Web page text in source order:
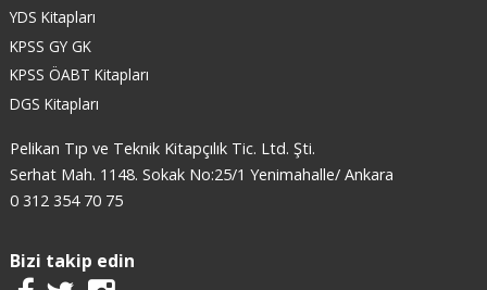
YDS Kitapları
KPSS GY GK
KPSS ÖABT Kitapları
DGS Kitapları
Pelikan Tıp ve Teknik Kitapçılık Tic. Ltd. Şti.
Serhat Mah. 1148. Sokak No:25/1 Yenimahalle/ Ankara
0 312 354 70 75
Bizi takip edin